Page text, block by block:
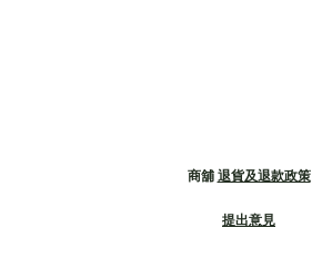
商舖 退貨及退款政策
提出意見